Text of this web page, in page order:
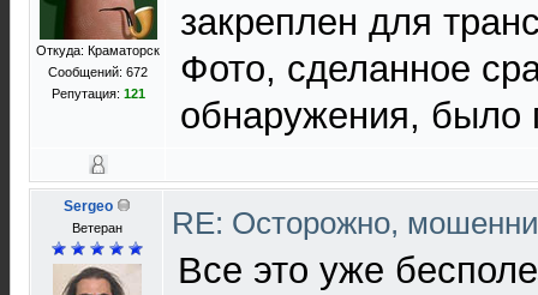
Откуда: Краматорск
Сообщений: 672
Репутация: 121
закреплен для
Фото, сделанное
обнаружения, было
Sergeo
Ветеран RE: Осторожно,
Все это уже